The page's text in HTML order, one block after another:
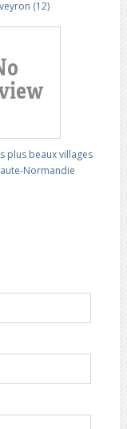
(12)
plus beaux villages
Normandie